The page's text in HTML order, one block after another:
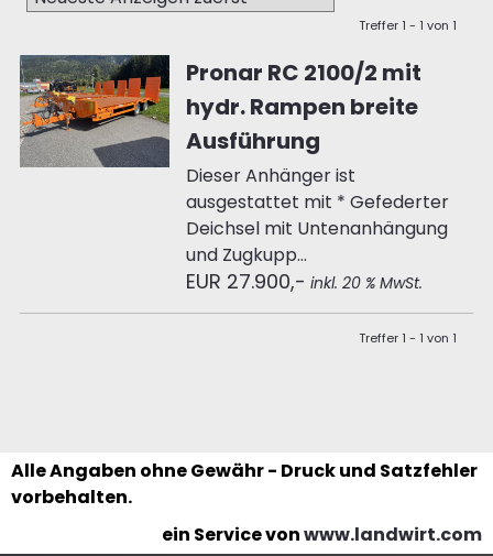
Treffer 1 - 1 von 1
Pronar RC 2100/2 mit
hydr. Rampen breite
Ausführung
Dieser Anhänger ist
ausgestattet mit * Gefederter
Deichsel mit Untenanhängung
und Zugkupp...
EUR 27.900,- inkl. 20 % MwSt.
Treffer 1 - 1 von 1
Alle Angaben ohne Gewähr - Druck und Satzfehler
vorbehalten.
ein Service vonwww.landwirt.com